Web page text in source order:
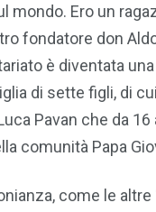
mondo. Ero un
fondatore don
è diventata
di sette figli, di
Pavan che da 16
comunità Papa
come le